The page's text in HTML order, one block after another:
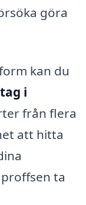
göra
kan du
i
från flera
att hitta
ta